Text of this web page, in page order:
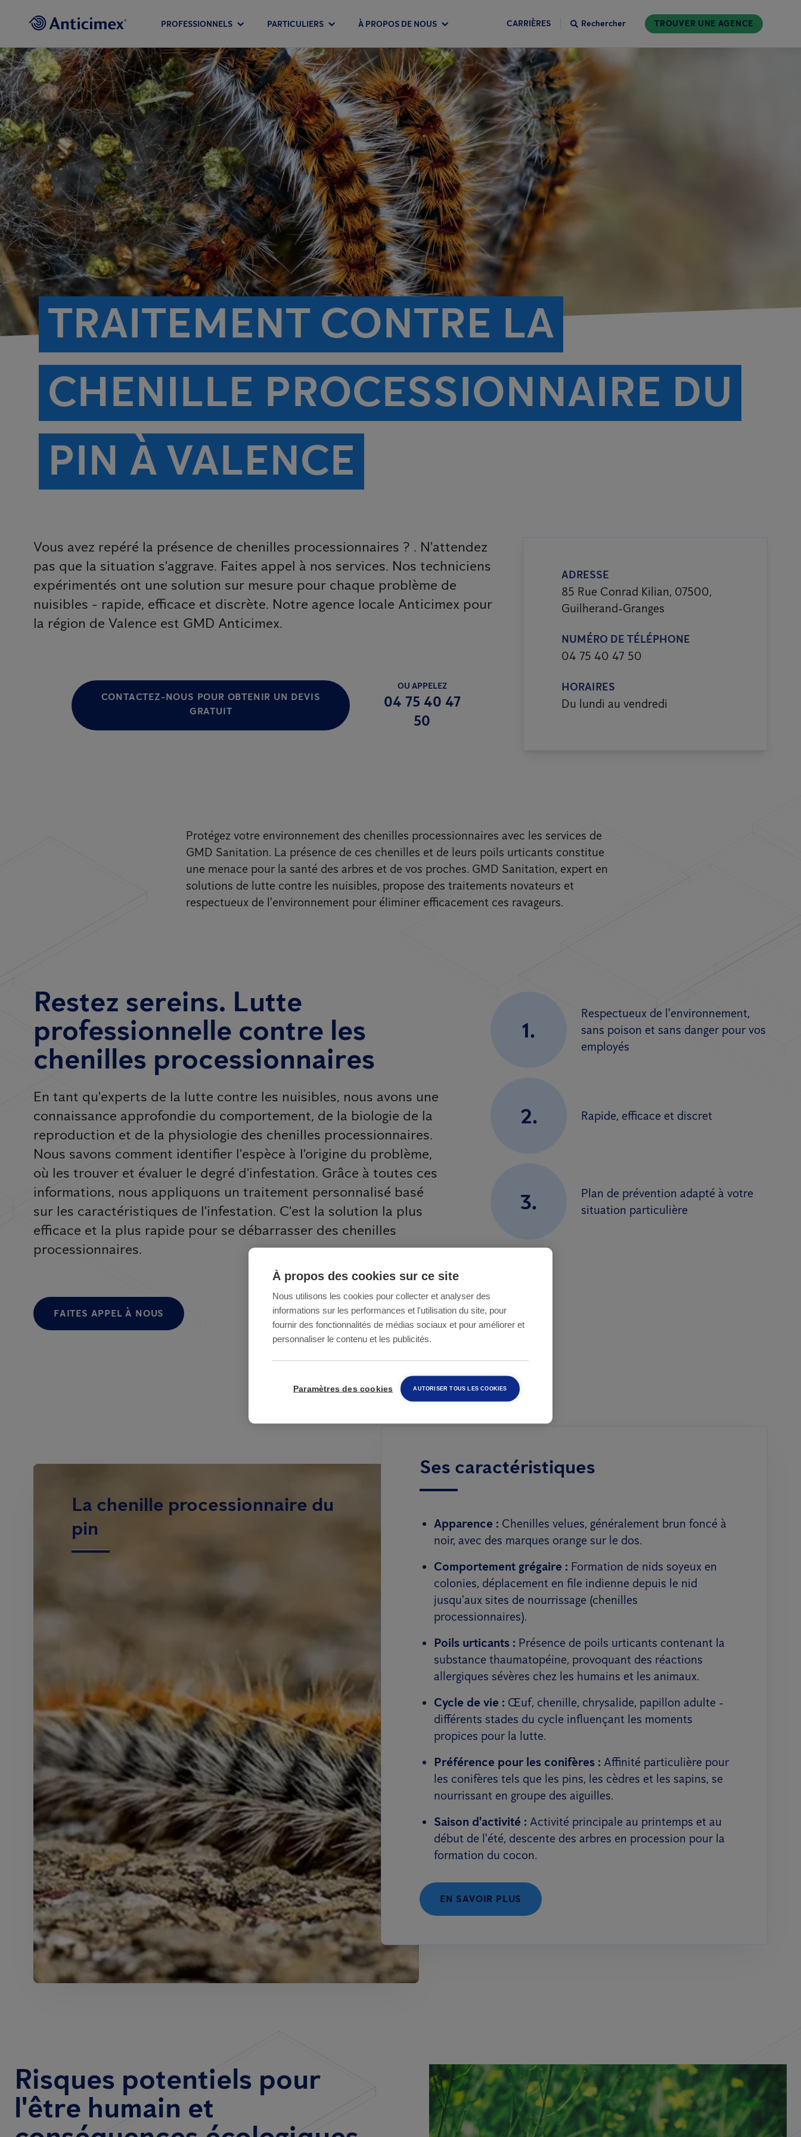
PROFESSIONNELS PARTICULIERS À PROPOS DE NOUS CARRIÈRES Rechercher TROUVER UNE AGENCE
TRAITEMENT CONTRE LA
CHENILLE PROCESSIONNAIRE DU
PIN À VALENCE
Vous avez repéré la présence de chenilles processionnaires ? . N'attendez
pas que la situation s'aggrave. Faites appel à nos services. Nos techniciens
expérimentés ont une solution sur mesure pour chaque problème de
nuisibles - rapide, efficace et discrète. Notre agence locale Anticimex pour
la région de Valence est GMD Anticimex.
CONTACTEZ-NOUS POUR OBTENIR UN DEVIS
GRATUIT
OU APPELEZ
04 75 40 47
50
ADRESSE
85 Rue Conrad Kilian, 07500,
Guilherand-Granges
NUMÉRO DE TÉLÉPHONE
04 75 40 47 50
HORAIRES
Du lundi au vendredi
Protégez votre environnement des chenilles processionnaires avec les services de
GMD Sanitation. La présence de ces chenilles et de leurs poils urticants constitue
une menace pour la santé des arbres et de vos proches. GMD Sanitation, expert en
solutions de lutte contre les nuisibles, propose des traitements novateurs et
respectueux de l'environnement pour éliminer efficacement ces ravageurs.
Restez sereins. Lutte
professionnelle contre les
chenilles processionnaires
En tant qu'experts de la lutte contre les nuisibles, nous avons une
connaissance approfondie du comportement, de la biologie de la
reproduction et de la physiologie des chenilles processionnaires.
Nous savons comment identifier l'espèce à l'origine du problème,
où les trouver et évaluer le degré d'infestation. Grâce à toutes ces
informations, nous appliquons un traitement personnalisé basé
sur les caractéristiques de l'infestation. C'est la solution la plus
efficace et la plus rapide pour se débarrasser des chenilles
processionnaires.
FAITES APPEL À NOUS
1.
Respectueux de l'environnement,
sans poison et sans danger pour vos
employés
2. Rapide, efficace et discret
3.
Plan de prévention adapté à votre
situation particulière
La chenille processionnaire du
pin
Ses caractéristiques
Apparence : Chenilles velues, généralement brun foncé à
noir, avec des marques orange sur le dos.
Comportement grégaire : Formation de nids soyeux en
colonies, déplacement en file indienne depuis le nid
jusqu'aux sites de nourrissage (chenilles
processionnaires).
Poils urticants : Présence de poils urticants contenant la
substance thaumatopéine, provoquant des réactions
allergiques sévères chez les humains et les animaux.
Cycle de vie : Œuf, chenille, chrysalide, papillon adulte -
différents stades du cycle influençant les moments
propices pour la lutte.
Préférence pour les conifères : Affinité particulière pour
les conifères tels que les pins, les cèdres et les sapins, se
nourrissant en groupe des aiguilles.
Saison d'activité : Activité principale au printemps et au
début de l'été, descente des arbres en procession pour la
formation du cocon.
EN SAVOIR PLUS
Risques potentiels pour
l'être humain et
À propos des cookies sur ce site
Nous utilisons les cookies pour collecter et analyser des
informations sur les performances et l'utilisation du site, pour
fournir des fonctionnalités de médias sociaux et pour améliorer et
personnaliser le contenu et les publicités.
Paramètres des cookies AUTORISER TOUS LES COOKIES